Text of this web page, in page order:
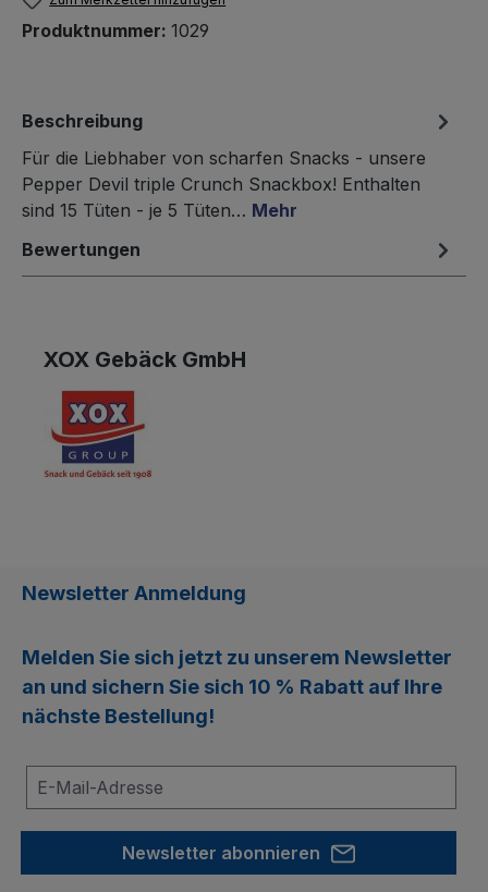
Produktnummer: 1029
Beschreibung
Für die Liebhaber von scharfen Snacks - unsere
Pepper Devil triple Crunch Snackbox! Enthalten
sind 15 Tüten - je 5 Tüten… Mehr
Bewertungen
XOX Gebäck GmbH
Newsletter Anmeldung
Melden Sie sich jetzt zu unserem Newsletter
an und sichern Sie sich 10 % Rabatt auf Ihre
nächste Bestellung!
Newsletter abonnieren